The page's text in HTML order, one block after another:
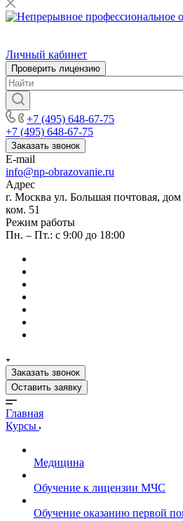
Личный кабинет
Проверить лицензию
+7 (495) 648-67-75
+7 (495) 648-67-75
Заказать звонок
E-mail
info@np-obrazovanie.ru
Адрес
г. Москва ул. Большая почтовая,
ком. 51
Режим работы
Пн. – Пт.: с 9:00 до 18:00
Заказать звонок
Оставить заявку
Главная
Курсы
Медицина
Обучение к лицензии МЧС
Обучение оказанию первой